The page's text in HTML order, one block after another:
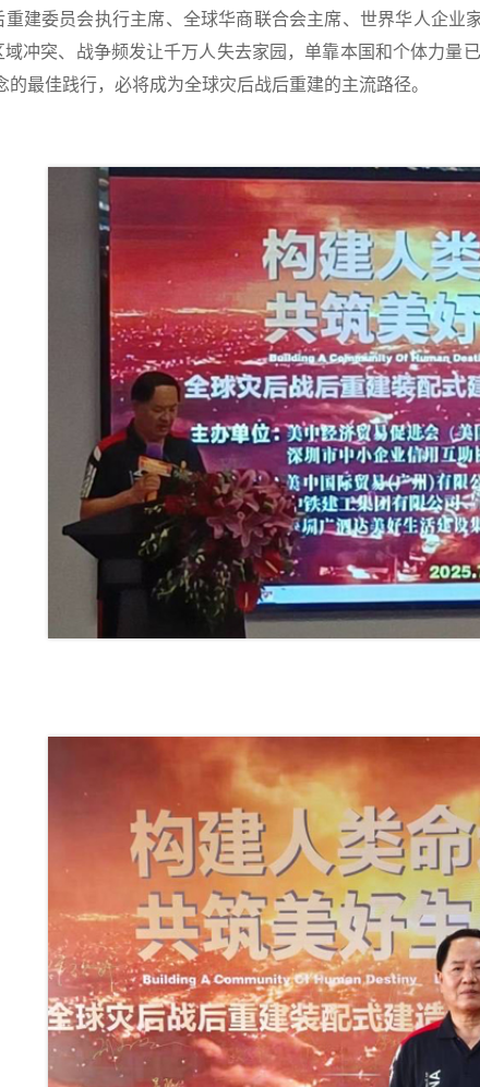
建委员会执行主席、全球华商联合会主席、世界华人企业
域冲突、战争频发让千万人失去家园，单靠本国和个体力量
的最佳践行，必将成为全球灾后战后重建的主流路径。